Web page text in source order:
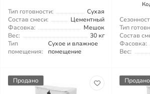
Тип готовности:
Сухая
Состав смеси:
Цементный
Фасовка:
Мешок
Вес:
30 кг
Тип
помещения:
Сухое и влажное
помещение
Тип
Состав
Фасовка:
Вес:
Продано Продано